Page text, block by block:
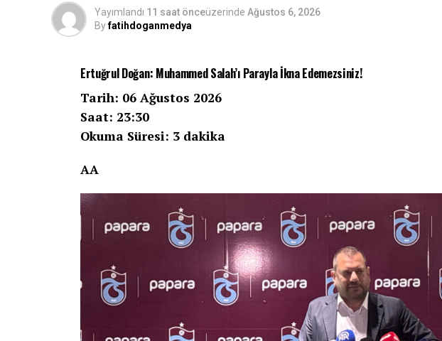
Yayımlandı 11 saat önceüzerinde Ağustos 6, 2026
Byfatihdoganmedya
Ertuğrul Doğan: Muhammed Salah’ı Parayla İkna Edemezsiniz!
Tarih: 06 Ağustos 2026
Saat: 23:30
Okuma Süresi: 3 dakika
AA